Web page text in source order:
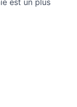
est un plus